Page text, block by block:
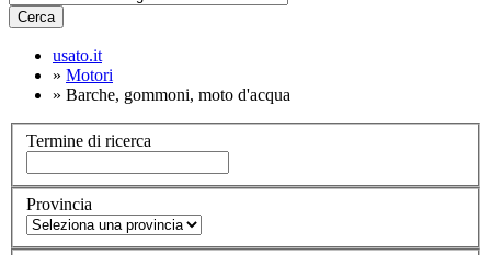
Cerca
usato.it
» Motori
» Barche, gommoni, moto d'acqua
Termine di ricerca
Provincia